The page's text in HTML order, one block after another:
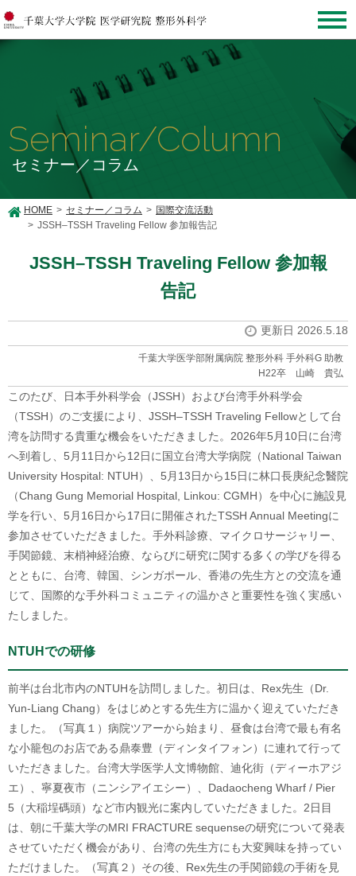
Seminar/Column
セミナー／コラム
HOME セミナー／コラム
国際交流活動
JSSH–TSSH Traveling Fellow 参加報告記
JSSH–TSSH Traveling Fellow 参加報
告記
更新日 2026.5.18
千葉大学医学部附属病院 整形外科 手外科G 助教
H22卒 山崎 貴弘
このたび、日本手外科学会（JSSH）および台湾手外科学会
（TSSH）のご支援により、JSSH–TSSH Traveling Fellowとして台
湾を訪問する貴重な機会をいただきました。2026年5月10日に台湾
へ到着し、5月11日から12日に国立台湾大学病院（National Taiwan
University Hospital: NTUH）、5月13日から15日に林口長庚紀念醫院
（Chang Gung Memorial Hospital, Linkou: CGMH）を中心に施設見
学を行い、5月16日から17日に開催されたTSSH Annual Meetingに
参加させていただきました。手外科診療、マイクロサージャリー、
手関節鏡、末梢神経治療、ならびに研究に関する多くの学びを得る
とともに、台湾、韓国、シンガポール、香港の先生方との交流を通
じて、国際的な手外科コミュニティの温かさと重要性を強く実感い
たしました。
NTUHでの研修
前半は台北市内のNTUHを訪問しました。初日は、Rex先生（Dr.
Yun-Liang Chang）をはじめとする先生方に温かく迎えていただき
ました。（写真１）病院ツアーから始まり、昼食は台湾で最も有名
な小籠包のお店である鼎泰豊（ディンタイフォン）に連れて行って
いただきました。台湾大学医学人文博物館、迪化街（ディーホアジ
エ）、寧夏夜市（ニンシアイエシー）、Dadaocheng Wharf / Pier
5（大稲埕碼頭）など市内観光に案内していただきました。2日目
は、朝に千葉大学のMRI FRACTURE sequenseの研究について発表
させていただく機会があり、台湾の先生方にも大変興味を持ってい
ただけました。（写真２）その後、Rex先生の手関節鏡の手術を見